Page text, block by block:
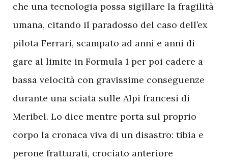
che una tecnologia possa sigillare la fragilità
umana, citando il paradosso del caso dell’ex
pilota Ferrari, scampato ad anni e anni di
gare al limite in Formula 1 per poi cadere a
bassa velocità con gravissime conseguenze
durante una sciata sulle Alpi francesi di
Meribel. Lo dice mentre porta sul proprio
corpo la cronaca viva di un disastro: tibia e
perone fratturati, crociato anteriore